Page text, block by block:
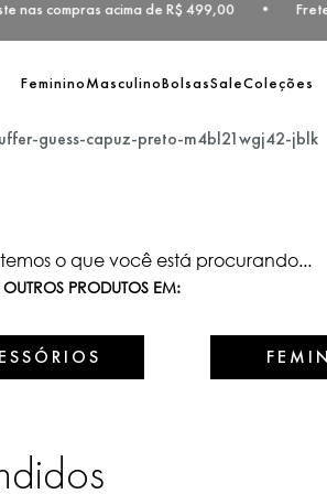
nas compras acima de R$ 499,00 •
FemininoMasculinoBolsasSaleColeções
guess-capuz-preto-m4bl21wgj42-jblk
o que você está procurando...
PRODUTOS EM: